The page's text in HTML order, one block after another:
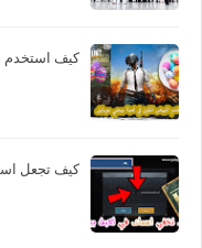
كيف استخدم
كيف تجعل